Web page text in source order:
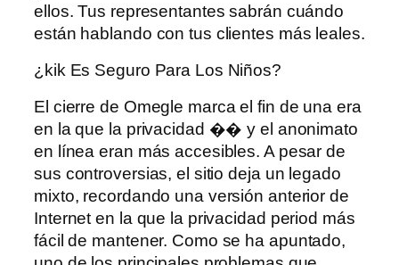
ellos. Tus representantes sabrán cuándo
están hablando con tus clientes más leales.
¿kik Es Seguro Para Los Niños?
El cierre de Omegle marca el fin de una era
en la que la privacidad �� y el anonimato
en línea eran más accesibles. A pesar de
sus controversias, el sitio deja un legado
mixto, recordando una versión anterior de
Internet en la que la privacidad period más
fácil de mantener. Como se ha apuntado,